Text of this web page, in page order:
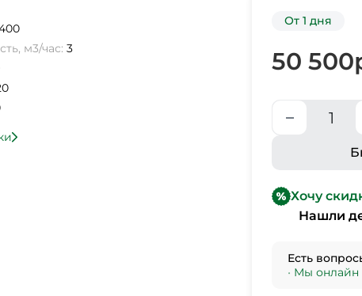
м3/час: 3
От 1 дня
50 500
Хочу
Нашли
Есть
• Мы онлайн